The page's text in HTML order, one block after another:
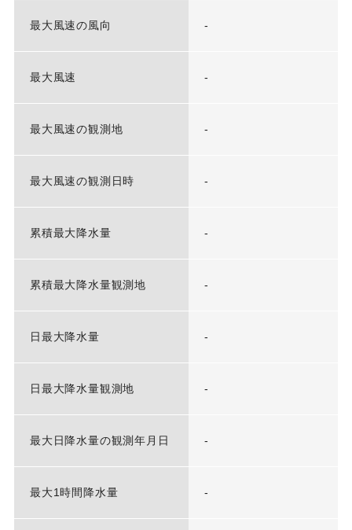
最大風速の風向 -
最大風速 -
最大風速の観測地 -
最大風速の観測日時 -
累積最大降水量 -
累積最大降水量観測地 -
日最大降水量 -
日最大降水量観測地 -
最大日降水量の観測年月日 -
最大1時間降水量 -